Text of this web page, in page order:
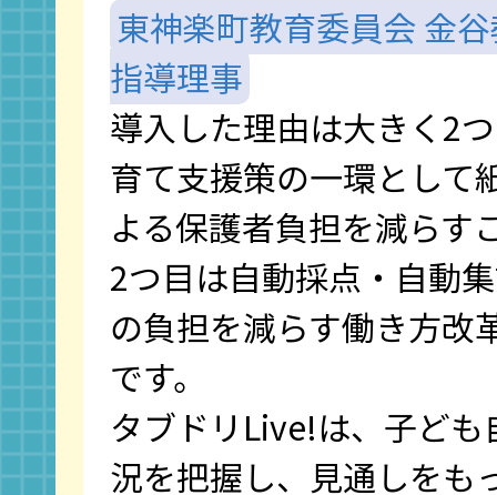
東神楽町教育委員会 金
指導理事
導入した理由は大きく2
育て支援策の一環として
よる保護者負担を減らす
2つ目は自動採点・自動
の負担を減らす働き方改
です。
タブドリLive!は、子ど
況を把握し、見通しをも